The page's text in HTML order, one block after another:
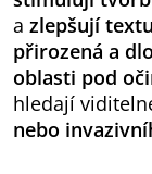
a zlepšují
přirozená a
oblasti pod
hledají
nebo